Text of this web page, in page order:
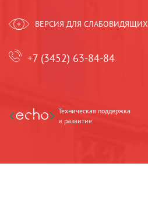
ВЕРСИЯ ДЛЯ СЛАБОВИДЯЩИХ
+7 (3452) 63-84-84
Техническая поддержка
и развитие